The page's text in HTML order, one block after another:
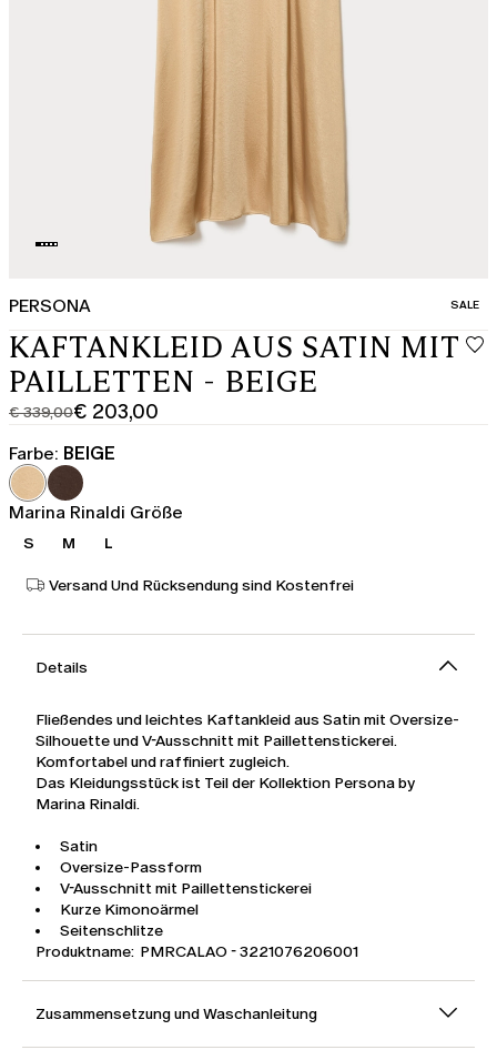
PERSONA SALE
KAFTANKLEID AUS SATIN MIT
PAILLETTEN - BEIGE
€ 339,00
Ursprünglicher
Preis
€
339,00
€ 203,00
Aktueller
Preis
€
203,00
Farbe: BEIGE
Marina Rinaldi Größe
S M L
Versand Und Rücksendung sind Kostenfrei
Details
Fließendes und leichtes Kaftankleid aus Satin mit Oversize-
Silhouette und V-Ausschnitt mit Paillettenstickerei.
Komfortabel und raffiniert zugleich.
Das Kleidungsstück ist Teil der Kollektion Persona by
Marina Rinaldi.
Satin
Oversize-Passform
V-Ausschnitt mit Paillettenstickerei
Kurze Kimonoärmel
Seitenschlitze
Produktname: PMRCALAO - 3221076206001
Zusammensetzung und Waschanleitung